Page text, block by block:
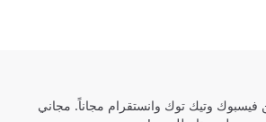
فيسبوك وتيك توك وانستقرام مجاناً. مجاني